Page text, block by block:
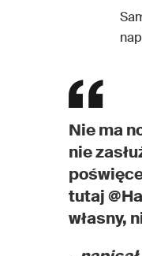
Nie ma
nie
tutaj
własny,